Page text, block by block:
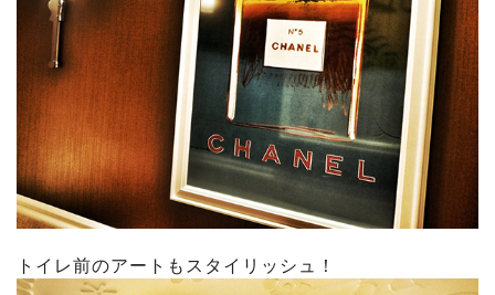
トイレ前のアートもスタイリッシュ！